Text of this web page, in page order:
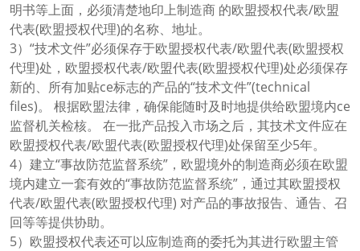
明书等上面，必须清楚地印上制造商 的欧盟授权代表/欧盟
代表(欧盟授权代理)的名称、地址。
3）“技术文件”必须保存于欧盟授权代表/欧盟代表(欧盟授权
代理)处，欧盟授权代表/欧盟代表(欧盟授权代理)处必须保存
新的、所有加贴ce标志的产品的“技术文件”(technical
files)。 根据欧盟法律，确保能随时及时地提供给欧盟境内ce
监督机关检核。 在一批产品投入市场之后，其技术文件应在
欧盟授权代表/欧盟代表(欧盟授权代理)处保留至少5年。
4）建立“事故防范监督系统”，欧盟境外的制造商必须在欧盟
境内建立一套有效的“事故防范监督系统”，通过其欧盟授权
代表/欧盟代表(欧盟授权代理) 对产品的事故报告、通告、召
回等等提供协助。
5）欧盟授权代表还可以应制造商的委托为其进行欧盟主管